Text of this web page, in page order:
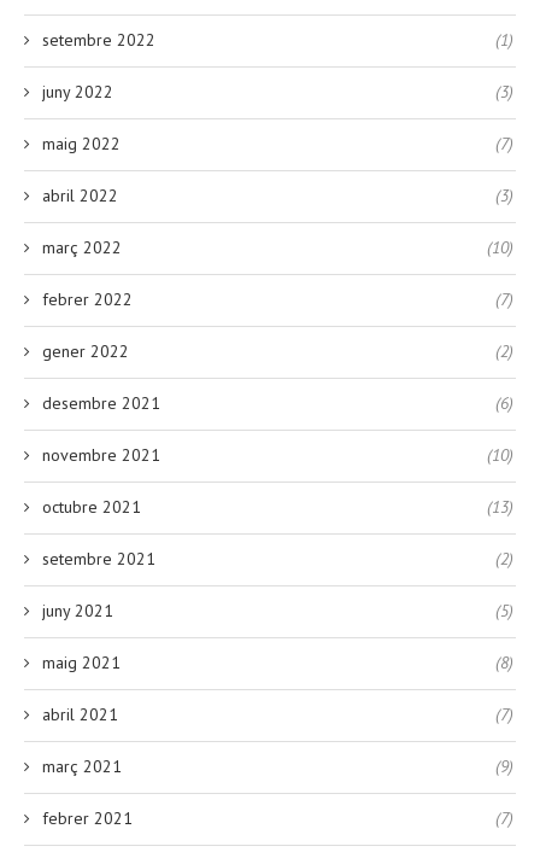
setembre 2022 (1)
juny 2022 (3)
maig 2022 (7)
abril 2022 (3)
març 2022 (10)
febrer 2022 (7)
gener 2022 (2)
desembre 2021 (6)
novembre 2021 (10)
octubre 2021 (13)
setembre 2021 (2)
juny 2021 (5)
maig 2021 (8)
abril 2021 (7)
març 2021 (9)
febrer 2021 (7)